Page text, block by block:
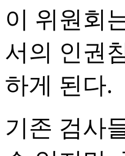
이 위원회
서의 인권
하게 된다.
기존 검사